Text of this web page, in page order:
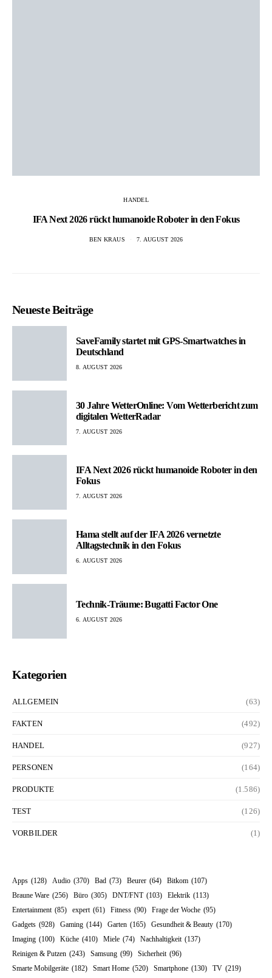
HANDEL
IFA Next 2026 rückt humanoide Roboter in den Fokus
BEN KRAUS 7. AUGUST 2026
Neueste Beiträge
SaveFamily startet mit GPS-Smartwatches in
Deutschland
8. AUGUST 2026
30 Jahre WetterOnline: Vom Wetterbericht zum
digitalen WetterRadar
7. AUGUST 2026
IFA Next 2026 rückt humanoide Roboter in den
Fokus
7. AUGUST 2026
Hama stellt auf der IFA 2026 vernetzte
Alltagstechnik in den Fokus
6. AUGUST 2026
Technik-Träume: Bugatti Factor One
6. AUGUST 2026
Kategorien
ALLGEMEIN (63)
FAKTEN (492)
HANDEL (927)
PERSONEN (164)
PRODUKTE (1.586)
TEST (126)
VORBILDER (1)
Apps (128) Audio (370) Bad (73) Beurer (64) Bitkom (107)
Braune Ware (256) Büro (305) DNT/FNT (103) Elektrik (113)
Entertainment (85) expert (61) Fitness (90) Frage der Woche (95)
Gadgets (928) Gaming (144) Garten (165) Gesundheit & Beauty (170)
Imaging (100) Küche (410) Miele (74) Nachhaltigkeit (137)
Reinigen & Putzen (243) Samsung (99) Sicherheit (96)
Smarte Mobilgeräte (182) Smart Home (520) Smartphone (130) TV (219)